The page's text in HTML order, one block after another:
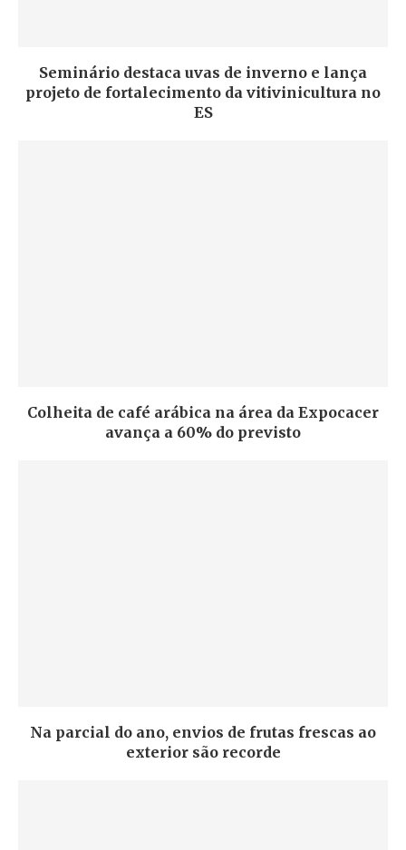
Seminário destaca uvas de inverno e lança
projeto de fortalecimento da vitivinicultura no
ES
Colheita de café arábica na área da Expocacer
avança a 60% do previsto
Na parcial do ano, envios de frutas frescas ao
exterior são recorde